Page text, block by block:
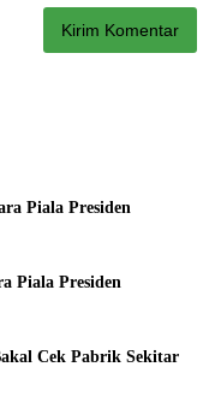
Piala Presiden
Piala Presiden
Cek Pabrik Sekitar